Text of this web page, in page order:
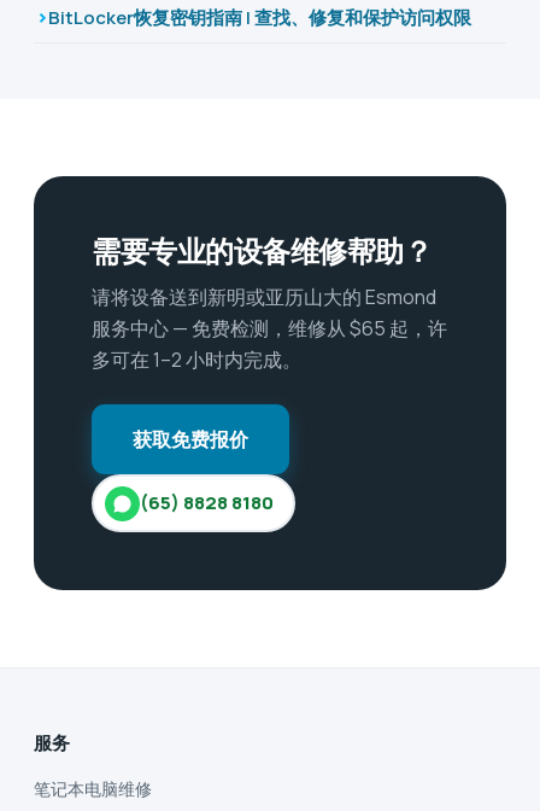
BitLocker恢复密钥指南 | 查找、修复和保护访问权限
需要专业的设备维修帮助？
请将设备送到新明或亚历山大的 Esmond
服务中心 — 免费检测，维修从 $65 起，许
多可在 1–2 小时内完成。
获取免费报价
(65) 8828 8180
服务
笔记本电脑维修